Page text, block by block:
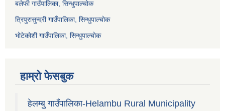
बलेफी गाउँपालिका, सिन्धुपाल्चोक
त्रिपुरासुन्दरी गाउँपालिका, सिन्धुपाल्चोक
भोटेकोशी गाउँपालिका, सिन्धुपाल्चोक
हाम्रो फेसबुक
हेलम्बु गाउँपालिका-Helambu Rural Municipality